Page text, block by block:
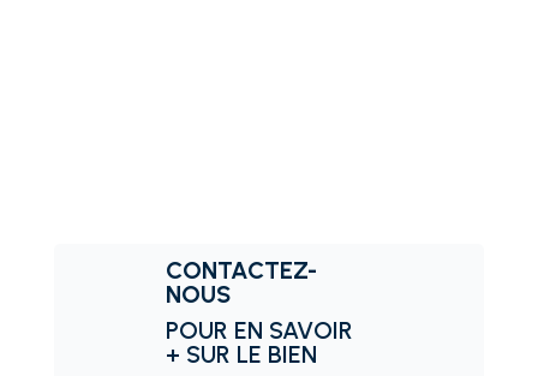
CONTACTEZ-
NOUS
POUR EN SAVOIR
+ SUR LE BIEN